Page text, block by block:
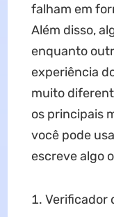
falham em
Além disso,
enquanto
experiência
muito
os principais
você pode
escreve algo
Verificador